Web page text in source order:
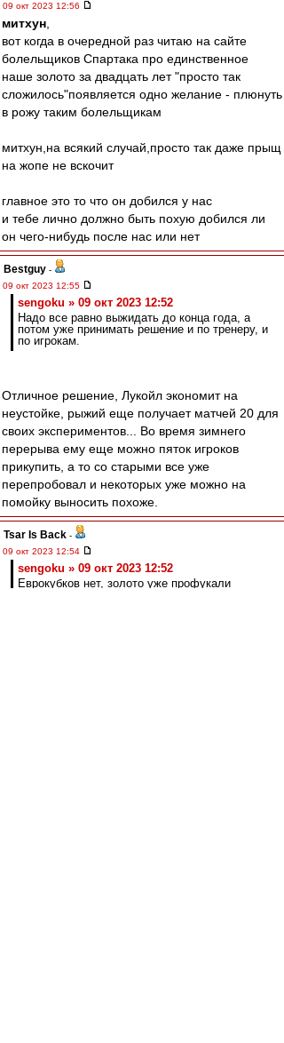
09 окт 2023 12:56
митхун
вот когда в очередной раз читаю на сайте
болельщиков Спартака про единственное
наше золото за двадцать лет "просто так
сложилось"появляется одно желание - плюнуть
в рожу таким болельщикам
митхун,на всякий случай,просто так даже прыщ
на жопе не вскочит
главное это то что он добился у нас
и тебе лично должно быть похую добился ли
он чего-нибудь после нас или нет
Bestguy -
09 окт 2023 12:55
sengoku » 09 окт 2023 12:52
Надо все равно выжидать до конца года, а
потом уже принимать решение и по тренеру, и
по игрокам.
Отличное решение, Лукойл экономит на
неустойке, рыжий еще получает матчей 20 для
своих экспериментов... Во время зимнего
перерыва ему еще можно пяток игроков
прикупить, а то со старыми все уже
перепробовал и некоторых уже можно на
помойку выносить похоже.
Tsar Is Back -
09 окт 2023 12:54
sengoku » 09 окт 2023 12:52
Еврокубков нет, золото уже профукали